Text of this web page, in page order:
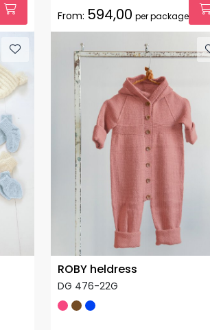
From: 594,00 per package
ROBY heldress
DG 476-22G